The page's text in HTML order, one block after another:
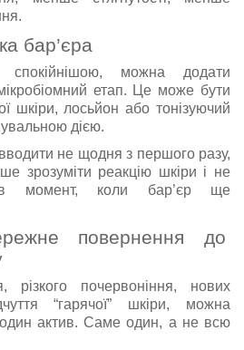
бар’єра
можна додати
етап. Це може бути
шкіри, лосьйон або тонізуючий
дією.
не щодня з першого разу,
зрозуміти реакцію шкіри і не
в момент, коли бар’єр ще
повернення до
почервоніння, нових
“гарячої” шкіри, можна
актив. Саме один, а не всю